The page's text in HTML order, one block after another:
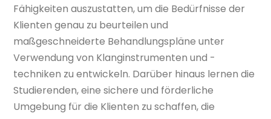
Fähigkeiten auszustatten, um die Bedürfnisse der
Klienten genau zu beurteilen und
maßgeschneiderte Behandlungspläne unter
Verwendung von Klanginstrumenten und -
techniken zu entwickeln. Darüber hinaus lernen die
Studierenden, eine sichere und förderliche
Umgebung für die Klienten zu schaffen, die